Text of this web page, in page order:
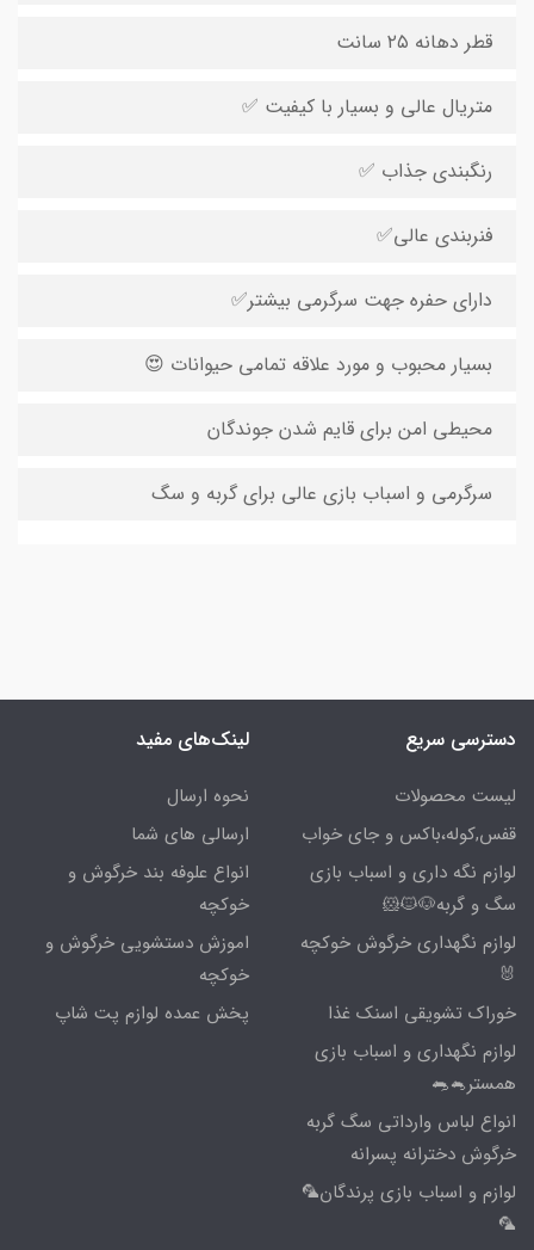
قطر دهانه ۲۵ سانت
متریال عالی و بسیار با کیفیت ✅
رنگبندی جذاب ✅
فنربندی عالی✅
دارای حفره جهت سرگرمی بیشتر✅
بسیار محبوب و مورد علاقه تمامی حیوانات 😍
محیطی امن برای قایم شدن جوندگان
سرگرمی و اسباب بازی عالی برای گربه و سگ
دسترسی سریع
لیست محصولات
قفس,کوله،باکس و جای خواب
لوازم نگه داری و اسباب بازی
سگ و گربه🐶🐱🐹
لوازم نگهداری خرگوش خوکچه
🐰
خوراک تشویقی اسنک غذا
لوازم نگهداری و اسباب بازی
همستر🐁🐀
انواع لباس وارداتی سگ گربه
خرگوش دخترانه پسرانه
لوازم و اسباب بازی پرندگان🦜
🦜
لینک‌های مفید
نحوه ارسال
ارسالی های شما
انواع علوفه بند خرگوش و
خوکچه
اموزش دستشویی خرگوش و
خوکچه
پخش عمده لوازم پت شاپ